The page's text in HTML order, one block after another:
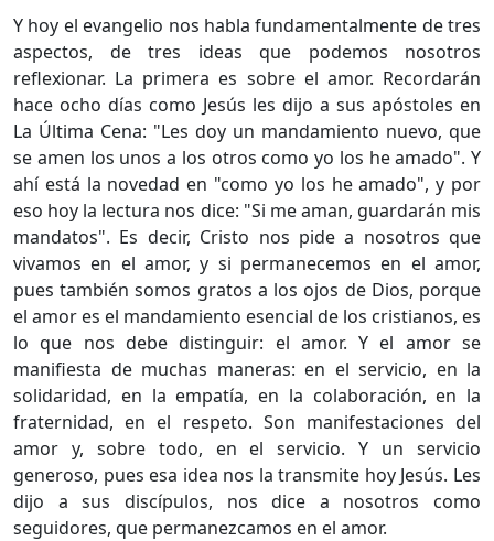
Y hoy el evangelio nos habla fundamentalmente de tres
aspectos, de tres ideas que podemos nosotros
reflexionar. La primera es sobre el amor. Recordarán
hace ocho días como Jesús les dijo a sus apóstoles en
La Última Cena: "Les doy un mandamiento nuevo, que
se amen los unos a los otros como yo los he amado". Y
ahí está la novedad en "como yo los he amado", y por
eso hoy la lectura nos dice: "Si me aman, guardarán mis
mandatos". Es decir, Cristo nos pide a nosotros que
vivamos en el amor, y si permanecemos en el amor,
pues también somos gratos a los ojos de Dios, porque
el amor es el mandamiento esencial de los cristianos, es
lo que nos debe distinguir: el amor. Y el amor se
manifiesta de muchas maneras: en el servicio, en la
solidaridad, en la empatía, en la colaboración, en la
fraternidad, en el respeto. Son manifestaciones del
amor y, sobre todo, en el servicio. Y un servicio
generoso, pues esa idea nos la transmite hoy Jesús. Les
dijo a sus discípulos, nos dice a nosotros como
seguidores, que permanezcamos en el amor.